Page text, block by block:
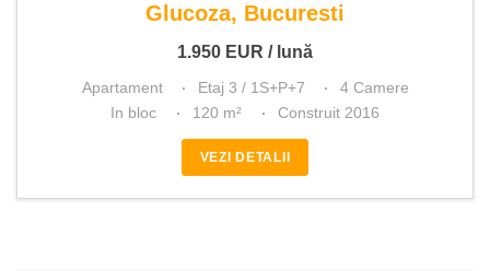
Glucoza, Bucuresti
1.950 EUR / lună
Apartament Etaj 3 / 1S+P+7
4 Camere
In bloc
120 m² Construit 2016
VEZI DETALII